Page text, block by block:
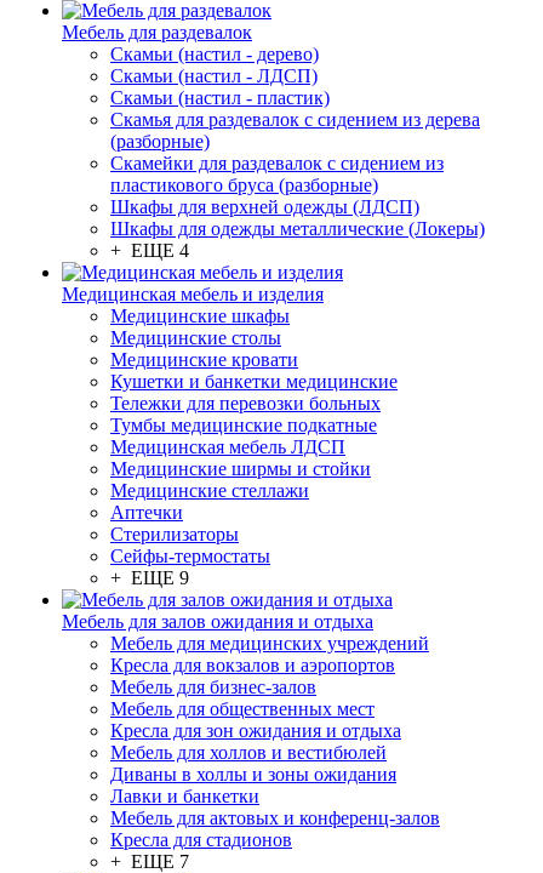
Мебель для раздевалок
Скамьи (настил - дерево)
Скамьи (настил - ЛДСП)
Скамьи (настил - пластик)
Скамья для раздевалок с сидением из дерева
(разборные)
Скамейки для раздевалок с сидением из
пластикового бруса (разборные)
Шкафы для верхней одежды (ЛДСП)
Шкафы для одежды металлические (Локеры)
+ ЕЩЕ 4
Медицинская мебель и изделия
Медицинские шкафы
Медицинские столы
Медицинские кровати
Кушетки и банкетки медицинские
Тележки для перевозки больных
Тумбы медицинские подкатные
Медицинская мебель ЛДСП
Медицинские ширмы и стойки
Медицинские стеллажи
Аптечки
Стерилизаторы
Сейфы-термостаты
+ ЕЩЕ 9
Мебель для залов ожидания и отдыха
Мебель для медицинских учреждений
Кресла для вокзалов и аэропортов
Мебель для бизнес-залов
Мебель для общественных мест
Кресла для зон ожидания и отдыха
Мебель для холлов и вестибюлей
Диваны в холлы и зоны ожидания
Лавки и банкетки
Мебель для актовых и конференц-залов
Кресла для стадионов
+ ЕЩЕ 7